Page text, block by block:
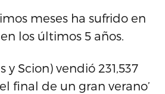
meses ha sufrido en
los últimos 5 años.
Scion) vendió 231,537
final de un gran verano’